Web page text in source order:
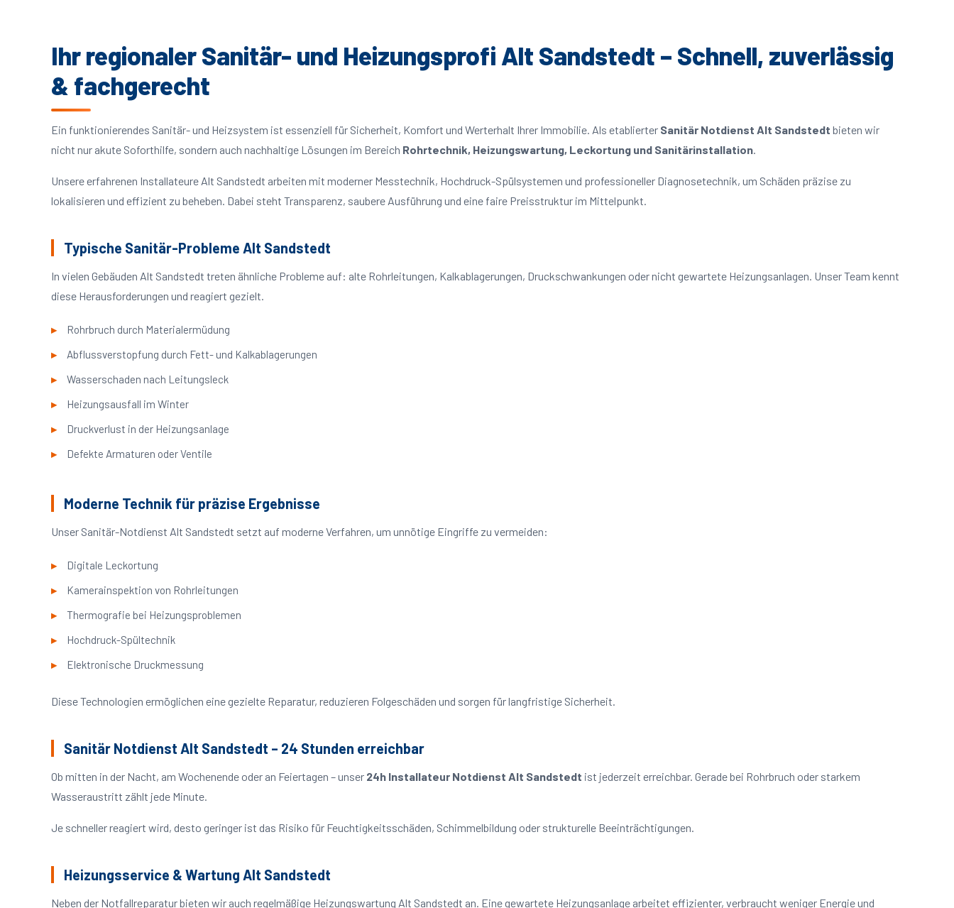
Ihr regionaler Sanitär- und Heizungsprofi Alt Sandstedt – Schnell, zuverlässig
& fachgerecht
Ein funktionierendes Sanitär- und Heizsystem ist essenziell für Sicherheit, Komfort und Werterhalt Ihrer Immobilie. Als etablierter Sanitär Notdienst Alt Sandstedt bieten wir
nicht nur akute Soforthilfe, sondern auch nachhaltige Lösungen im Bereich Rohrtechnik, Heizungswartung, Leckortung und Sanitärinstallation.
Unsere erfahrenen Installateure Alt Sandstedt arbeiten mit moderner Messtechnik, Hochdruck-Spülsystemen und professioneller Diagnosetechnik, um Schäden präzise zu
lokalisieren und effizient zu beheben. Dabei steht Transparenz, saubere Ausführung und eine faire Preisstruktur im Mittelpunkt.
Typische Sanitär-Probleme Alt Sandstedt
In vielen Gebäuden Alt Sandstedt treten ähnliche Probleme auf: alte Rohrleitungen, Kalkablagerungen, Druckschwankungen oder nicht gewartete Heizungsanlagen. Unser Team kennt
diese Herausforderungen und reagiert gezielt.
Rohrbruch durch Materialermüdung
Abflussverstopfung durch Fett- und Kalkablagerungen
Wasserschaden nach Leitungsleck
Heizungsausfall im Winter
Druckverlust in der Heizungsanlage
Defekte Armaturen oder Ventile
Moderne Technik für präzise Ergebnisse
Unser Sanitär-Notdienst Alt Sandstedt setzt auf moderne Verfahren, um unnötige Eingriffe zu vermeiden:
Digitale Leckortung
Kamerainspektion von Rohrleitungen
Thermografie bei Heizungsproblemen
Hochdruck-Spültechnik
Elektronische Druckmessung
Diese Technologien ermöglichen eine gezielte Reparatur, reduzieren Folgeschäden und sorgen für langfristige Sicherheit.
Sanitär Notdienst Alt Sandstedt – 24 Stunden erreichbar
Ob mitten in der Nacht, am Wochenende oder an Feiertagen – unser 24h Installateur Notdienst Alt Sandstedt ist jederzeit erreichbar. Gerade bei Rohrbruch oder starkem
Wasseraustritt zählt jede Minute.
Je schneller reagiert wird, desto geringer ist das Risiko für Feuchtigkeitsschäden, Schimmelbildung oder strukturelle Beeinträchtigungen.
Heizungsservice & Wartung Alt Sandstedt
Neben der Notfallreparatur bieten wir auch regelmäßige Heizungswartung Alt Sandstedt an. Eine gewartete Heizungsanlage arbeitet effizienter, verbraucht weniger Energie und